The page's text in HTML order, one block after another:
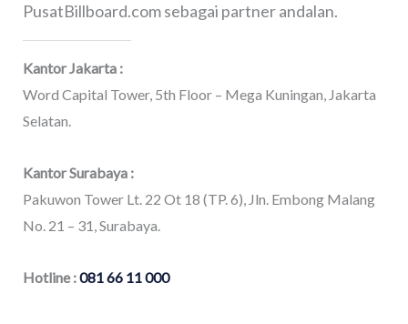
PusatBillboard.com sebagai partner andalan.
Kantor Jakarta :
Word Capital Tower, 5th Floor – Mega Kuningan, Jakarta
Selatan.
Kantor Surabaya :
Pakuwon Tower Lt. 22 Ot 18 (TP. 6), Jln. Embong Malang
No. 21 – 31, Surabaya.
Hotline :081 66 11 000